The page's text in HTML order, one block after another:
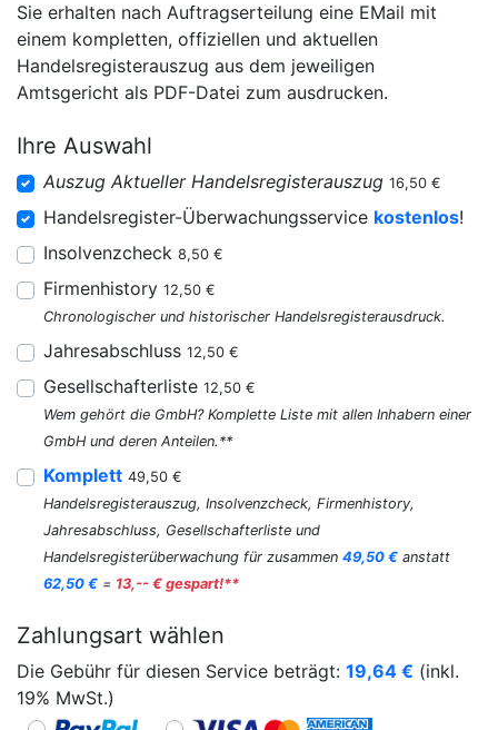
Sie erhalten nach Auftragserteilung eine EMail mit
einem kompletten, offiziellen und aktuellen
Handelsregisterauszug aus dem jeweiligen
Amtsgericht als PDF-Datei zum ausdrucken.
Ihre Auswahl
Auszug Aktueller Handelsregisterauszug 16,50 €
Handelsregister-Überwachungsservice kostenlos!
Insolvenzcheck 8,50 €
Firmenhistory 12,50 €
Chronologischer und historischer Handelsregisterausdruck.
Jahresabschluss 12,50 €
Gesellschafterliste 12,50 €
Wem gehört die GmbH? Komplette Liste mit allen Inhabern einer
GmbH und deren Anteilen.**
Komplett 49,50 €
Handelsregisterauszug, Insolvenzcheck, Firmenhistory,
Jahresabschluss, Gesellschafterliste und
Handelsregisterüberwachung für zusammen 49,50 € anstatt
62,50 € = 13,-- € gespart!**
Zahlungsart wählen
Die Gebühr für diesen Service beträgt: 19,64 € (inkl.
19% MwSt.)